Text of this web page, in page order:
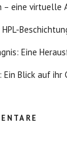
– eine virtuelle
Eine
Blick auf ihr